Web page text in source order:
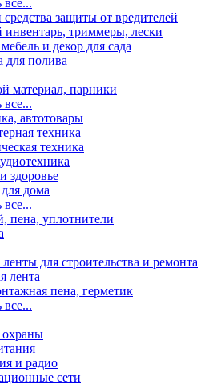
все...
защиты от вредителей
триммеры, лески
и декор для сада
для полива
материал, парники
все...
автотовары
техника
техника
здоровье
дома
все...
пена, уплотнители
для строительства и ремонта
лента
пена, герметик
все...
охраны
и радио
сети